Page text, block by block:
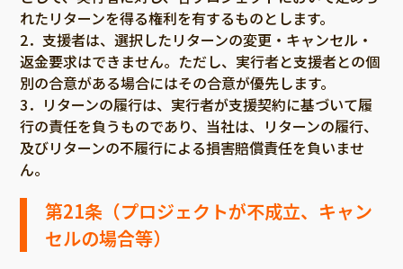
れたリターンを得る権利を有するものとします。
2．支援者は、選択したリターンの変更・キャンセル・
返金要求はできません。ただし、実行者と支援者との個
別の合意がある場合にはその合意が優先します。
3．リターンの履行は、実行者が支援契約に基づいて履
行の責任を負うものであり、当社は、リターンの履行、
及びリターンの不履行による損害賠償責任を負いませ
ん。
第21条（プロジェクトが不成立、キャン
セルの場合等）